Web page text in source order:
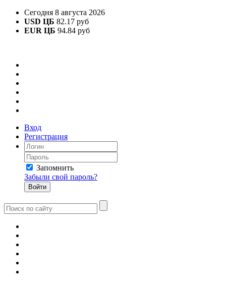
Сегодня 8 августа 2026
USD ЦБ 82.17 руб
EUR ЦБ 94.84 руб
Вход
Регистрация
Запомнить
Забыли свой пароль?